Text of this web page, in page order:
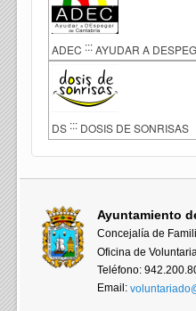
ADEC ::: AYUDAR A
DS ::: DOSIS DE SONRISAS
Ayuntamiento
Concejalía de
Oficina de
Teléfono:
Email: